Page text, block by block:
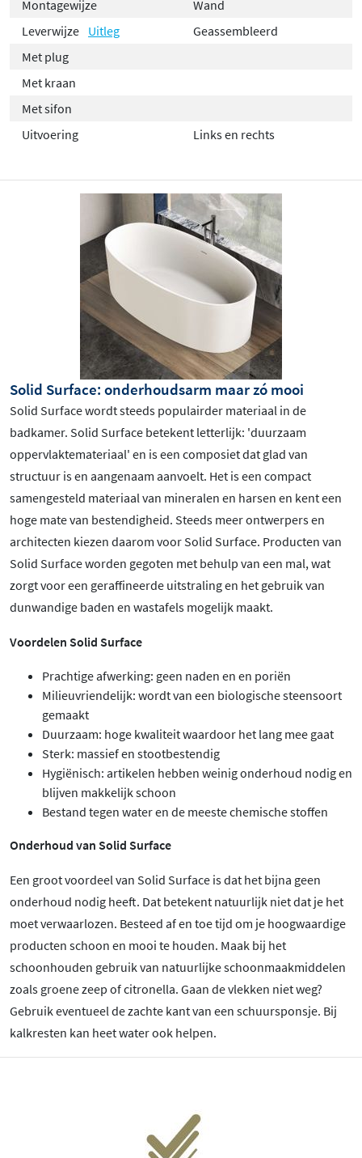
Montagewijze
Wand
Leverwijze Uitleg
Geassembleerd
Met plug
Met kraan
Met sifon
Uitvoering
Links en rechts
Solid Surface: onderhoudsarm maar zó mooi
Solid Surface wordt steeds populairder materiaal in de
badkamer. Solid Surface betekent letterlijk: 'duurzaam
oppervlaktemateriaal' en is een composiet dat glad van
structuur is en aangenaam aanvoelt. Het is een compact
samengesteld materiaal van mineralen en harsen en kent een
hoge mate van bestendigheid. Steeds meer ontwerpers en
architecten kiezen daarom voor Solid Surface. Producten van
Solid Surface worden gegoten met behulp van een mal, wat
zorgt voor een geraffineerde uitstraling en het gebruik van
dunwandige baden en wastafels mogelijk maakt.
Voordelen Solid Surface
Prachtige afwerking: geen naden en en poriën
Milieuvriendelijk: wordt van een biologische steensoort
gemaakt
Duurzaam: hoge kwaliteit waardoor het lang mee gaat
Sterk: massief en stootbestendig
Hygiënisch: artikelen hebben weinig onderhoud nodig en
blijven makkelijk schoon
Bestand tegen water en de meeste chemische stoffen
Onderhoud van Solid Surface
Een groot voordeel van Solid Surface is dat het bijna geen
onderhoud nodig heeft. Dat betekent natuurlijk niet dat je het
moet verwaarlozen. Besteed af en toe tijd om je hoogwaardige
producten schoon en mooi te houden. Maak bij het
schoonhouden gebruik van natuurlijke schoonmaakmiddelen
zoals groene zeep of citronella. Gaan de vlekken niet weg?
Gebruik eventueel de zachte kant van een schuursponsje. Bij
kalkresten kan heet water ook helpen.